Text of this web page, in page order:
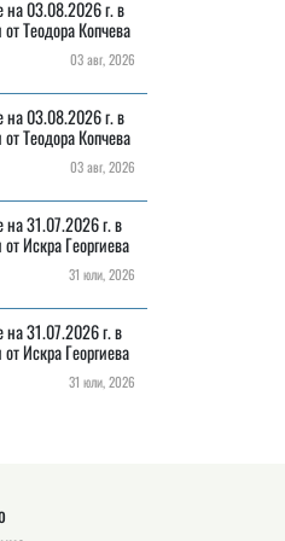
на 03.08.2026 г. в
Теодора Копчева
03 авг, 2026
на 03.08.2026 г. в
Теодора Копчева
03 авг, 2026
31.07.2026 г. в
Искра Георгиева
31 юли, 2026
31.07.2026 г. в
Искра Георгиева
31 юли, 2026